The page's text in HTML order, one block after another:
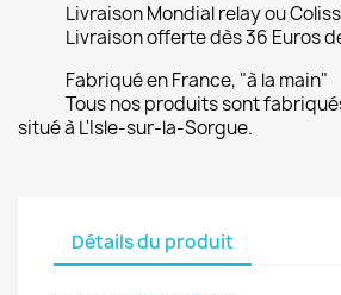
Livraison Mondial relay ou
Livraison offerte dès 36 Euros
Fabriqué en France, "à la main"
Tous nos produits sont
situé à L'Isle-sur-la-Sorgue.
Détails du produit